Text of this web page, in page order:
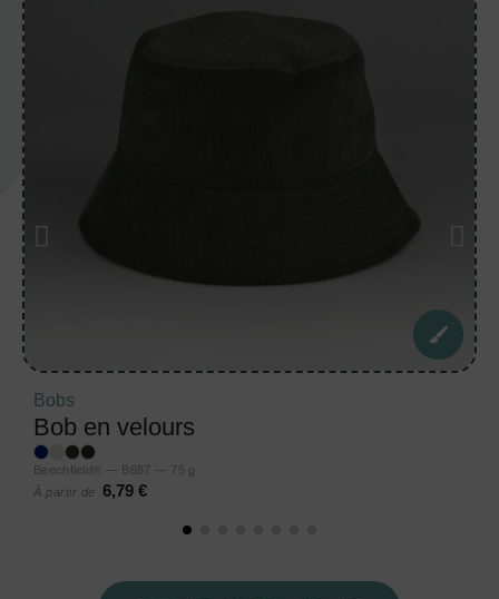
Bobs
Bob en velours
Beechfield® — B687 — 75 g
À partir de
6,79 €